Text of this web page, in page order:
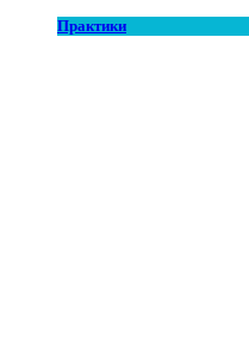
Практики